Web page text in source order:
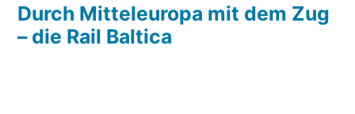
Durch Mitteleuropa mit dem Zug
– die Rail Baltica